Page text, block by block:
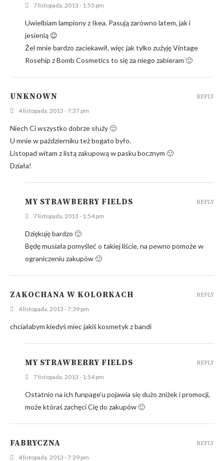
7 listopada, 2013 - 1:53 pm
Uwielbiam lampiony z Ikea. Pasują zarówno latem, jak i
jesienią 😉
Żel mnie bardzo zaciekawił, więc jak tylko zużyję Vintage
Rosehip z Bomb Cosmetics to się za niego zabieram 🙂
UNKNOWN
4 listopada, 2013 - 7:37 pm
Niech Ci wszystko dobrze służy 🙂
U mnie w październiku też bogato było.
Listopad witam z listą zakupową w pasku bocznym 🙂
Działa!
REPLY
MY STRAWBERRY FIELDS
7 listopada, 2013 - 1:54 pm
Dziękuję bardzo 🙂
Będę musiała pomyśleć o takiej liście, na pewno pomoże w
ograniczeniu zakupów 🙂
REPLY
ZAKOCHANA W KOLORKACH
4 listopada, 2013 - 7:39 pm
chciałabym kiedyś miec jakiś kosmetyk z bandi
REPLY
MY STRAWBERRY FIELDS
7 listopada, 2013 - 1:54 pm
Ostatnio na ich funpage'u pojawia się dużo zniżek i promocji,
może któraś zachęci Cię do zakupów 🙂
REPLY
FABRYCZNA
4 listopada, 2013 - 7:39 pm
REPLY